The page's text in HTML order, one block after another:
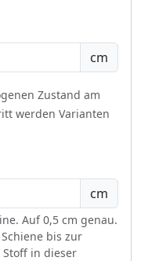
cm
Zustand am
werden Varianten
cm
Auf 0,5 cm genau.
bis zur
Stoff in dieser